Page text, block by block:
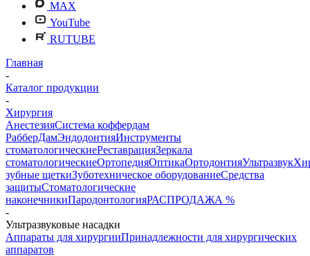
MAX
YouTube
RUTUBE
Главная
-
Каталог продукции
-
Хирургия
АнестезияСистема коффердам
РабберДамЭндодонтияИнструменты
стоматологическиеРеставрацияЗеркала
стоматологическиеОртопедияОптикаОртодонтияУльтразвук
зубные щеткиЗуботехническое оборудованиеСредства
защитыСтоматологические
наконечникиПародонтологияРАСПРОДАЖА %
-
Ультразвуковые насадки
Аппараты для хирургииПринадлежности для хирургических
аппаратов